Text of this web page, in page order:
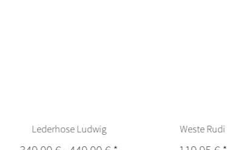
Lederhose Ludwig Weste Rudi